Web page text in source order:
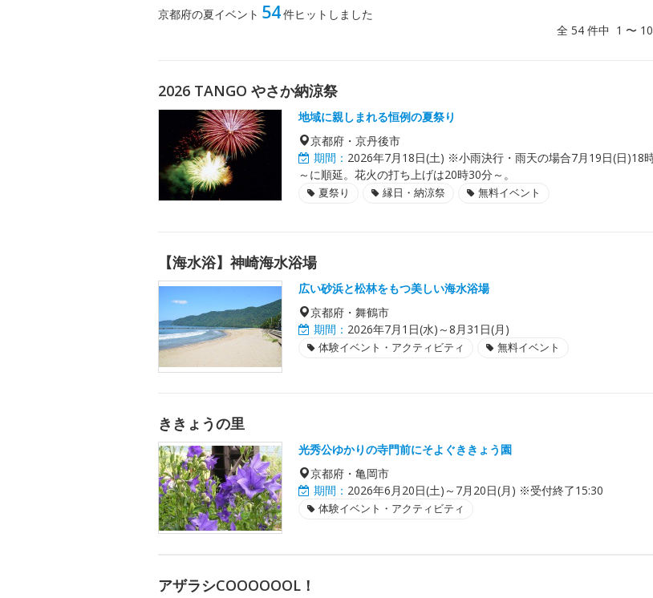
京都府の夏イベント 54件ヒットしました
全 54 件中 1 〜
2026 TANGO やさか納涼祭
地域に親しまれる恒例の夏祭り
京都府・京丹後市
期間： 2026年7月18日(土) ※小雨決行・雨天の場合7月19日(日)18
～に順延。花火の打ち上げは20時30分～。
夏祭り 縁日・納涼祭 無料イベント
【海水浴】神崎海水浴場
広い砂浜と松林をもつ美しい海水浴場
京都府・舞鶴市
期間： 2026年7月1日(水)～8月31日(月)
体験イベント・アクティビティ 無料イベント
ききょうの里
光秀公ゆかりの寺門前にそよぐききょう園
京都府・亀岡市
期間： 2026年6月20日(土)～7月20日(月) ※受付終了15:30
体験イベント・アクティビティ
アザラシCOOOOOOL！